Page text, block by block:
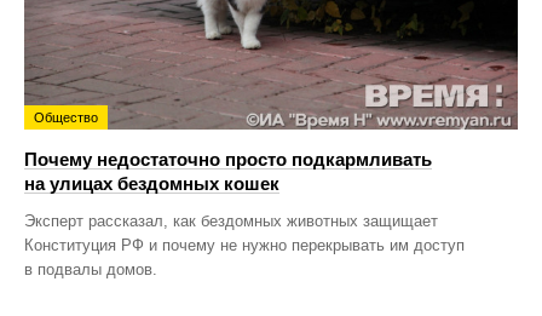
Общество
Почему недостаточно просто подкармливать
на улицах бездомных кошек
Эксперт рассказал, как бездомных животных защищает
Конституция РФ и почему не нужно перекрывать им доступ
в подвалы домов.